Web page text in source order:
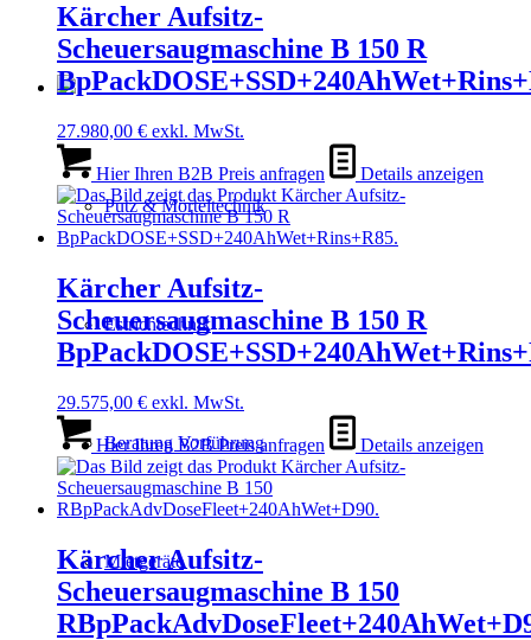
Putz & Mörteltechnik
Estrichtechnik
Beratung Vorführung
Mietgeräte
Kärcher Aufsitz-
Scheuersaugmaschine B 150 R
27.980,00 € exkl. MwSt.
Hier Ihren B2B Preis anfragen Details anzeigen
Kärcher Aufsitz-
Scheuersaugmaschine B 150 R
29.575,00 € exkl. MwSt.
Hier Ihren B2B Preis anfragen Details anzeigen
Kärcher Aufsitz-
Scheuersaugmaschine B 150